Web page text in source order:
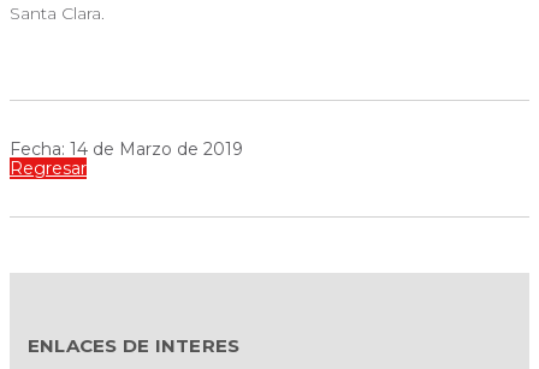
Santa Clara.
Fecha: 14 de Marzo de 2019
Regresar
ENLACES DE INTERES